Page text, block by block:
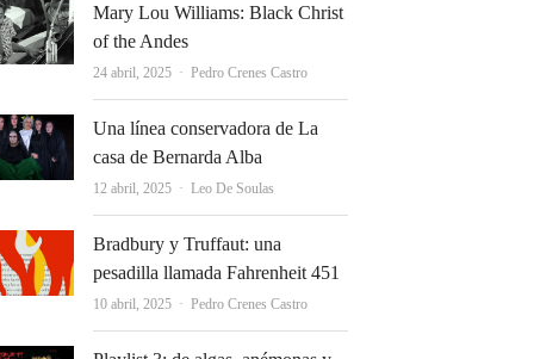
Mary Lou Williams: Black Christ
of the Andes
24 abril, 2025 Autor
Pedro Crenes Castro
Una línea conservadora de La
casa de Bernarda Alba
12 abril, 2025 Autor
Leo De Soulas
Bradbury y Truffaut: una
pesadilla llamada Fahrenheit 451
10 abril, 2025 Autor
Pedro Crenes Castro